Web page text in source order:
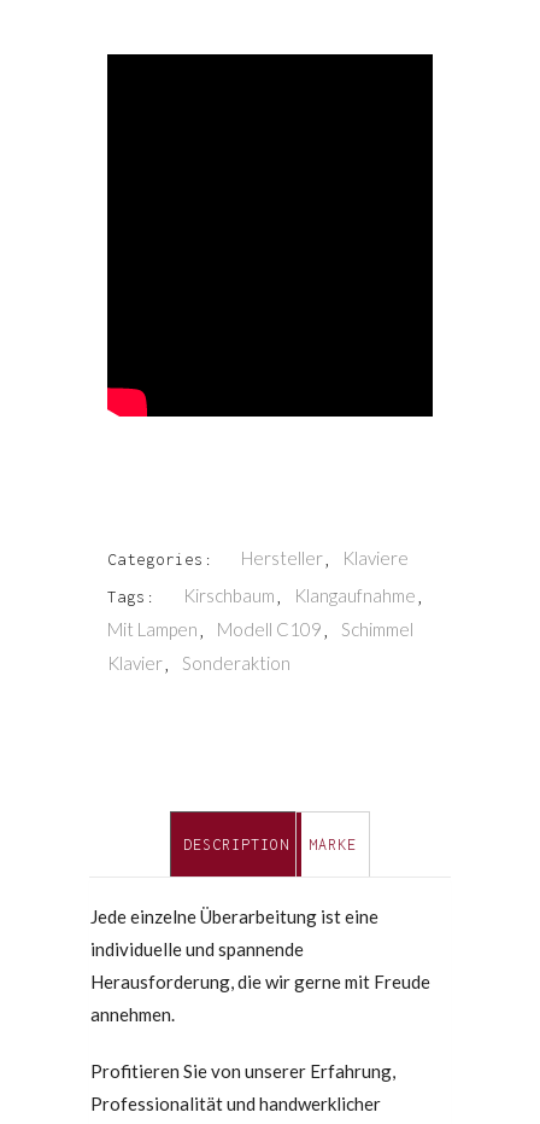
Categories: Hersteller, Klaviere
Tags: Kirschbaum, Klangaufnahme,
Mit Lampen, Modell C109, Schimmel
Klavier, Sonderaktion
DESCRIPTION MARKE
Jede einzelne Überarbeitung ist eine
individuelle und spannende
Herausforderung, die wir gerne mit Freude
annehmen.
Profitieren Sie von unserer Erfahrung,
Professionalität und handwerklicher